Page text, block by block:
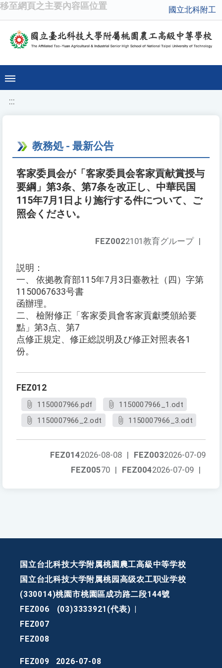
移至網頁之主要內容區位置 國立北科附工
:::
教務処 - 最新公告
客家委員会が「客家委員会客家貢献賞授与
要綱」第3条、第7条を改正し、中華民国
115年7月1日より施行する件について、ご
照会ください。
FEZ0022101教育グループ |
説明：
一、 依拠教育部115年7月3日臺教社（四）字第
1150067633号書
函辦理。
二、 檢附修正「客家委員會客家貢獻獎頒給要
點」第3点、第7
点修正規定、修正総説明及び修正対照表各1
份。
FEZ012
1150007966.pdf
1150007966_1.odt
1150007966_2.odt
1150007966_3.odt
FEZ0032026-07-09
FEZ0142026-08-08 |
FEZ0042026-07-09 |
FEZ00570 |
国立台北科技大学附属桃園農工高級中等学校
国立台北科技大学附属桃园高级农工职业学校
(330014)桃園市桃園區成功路二段144號
FEZ006
(03)3333921(代表)
FEZ007
FEZ008
FEZ009 2026-07-08